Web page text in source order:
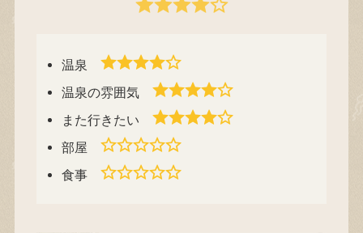
温泉
温泉の雰囲気
また行きたい
部屋
食事